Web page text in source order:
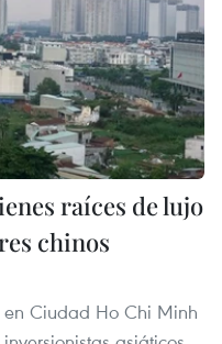
raíces de lujo
chinos
Ciudad Ho Chi Minh